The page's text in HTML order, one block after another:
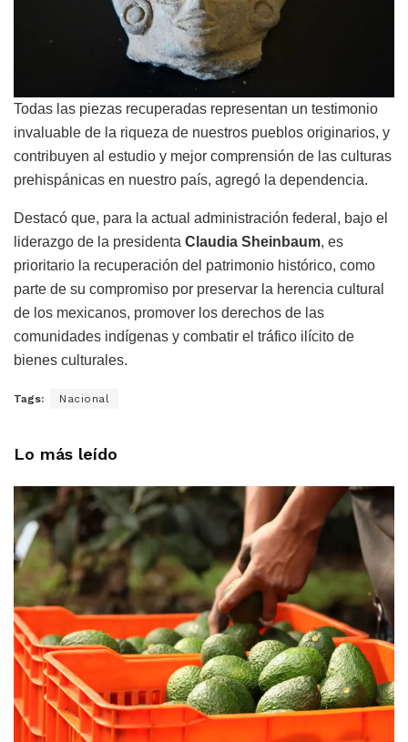
Todas las piezas recuperadas representan un testimonio
invaluable de la riqueza de nuestros pueblos originarios, y
contribuyen al estudio y mejor comprensión de las culturas
prehispánicas en nuestro país, agregó la dependencia.
Destacó que, para la actual administración federal, bajo el
liderazgo de la presidenta Claudia Sheinbaum, es
prioritario la recuperación del patrimonio histórico, como
parte de su compromiso por preservar la herencia cultural
de los mexicanos, promover los derechos de las
comunidades indígenas y combatir el tráfico ilícito de
bienes culturales.
Tags: Nacional
Lo más leído